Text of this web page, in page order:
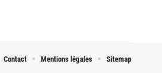
Contact Mentions légales Sitemap